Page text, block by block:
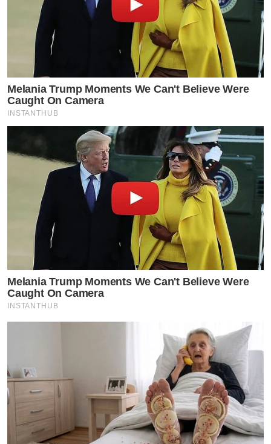
Melania Trump Moments We Can't Believe Were
Caught On Camera
INSTANTHUB
Melania Trump Moments We Can't Believe Were
Caught On Camera
INSTANTHUB